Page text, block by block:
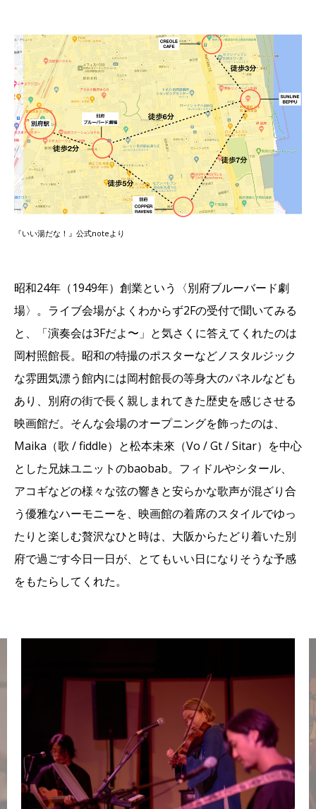
『いい湯だな！』公式noteより
昭和24年（1949年）創業という〈別府ブルーバード劇
場〉。ライブ会場がよくわからず2Fの受付で聞いてみる
と、「演奏会は3Fだよ〜」と気さくに答えてくれたのは
岡村照館長。昭和の特撮のポスターなどノスタルジック
な雰囲気漂う館内には岡村館長の等身大のパネルなども
あり、別府の街で長く親しまれてきた歴史を感じさせる
映画館だ。そんな会場のオープニングを飾ったのは、
Maika（歌 / fiddle）と松本未來（Vo / Gt / Sitar）を中心
とした兄妹ユニットのbaobab。フィドルやシタール、
アコギなどの様々な弦の響きと安らかな歌声が混ざり合
う優雅なハーモニーを、映画館の着席のスタイルでゆっ
たりと楽しむ贅沢なひと時は、大阪からたどり着いた別
府で過ごす今日一日が、とてもいい日になりそうな予感
をもたらしてくれた。